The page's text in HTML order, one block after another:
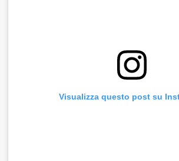
Visualizza questo post su